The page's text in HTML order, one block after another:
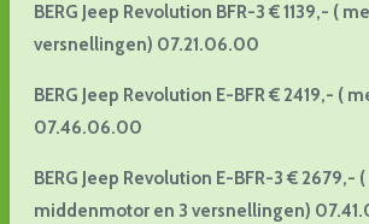
BERG Jeep Revolution BFR-3 € 1139,- (
versnellingen) 07.21.06.00
BERG Jeep Revolution E-BFR € 2419,- (
07.46.06.00
BERG Jeep Revolution E-BFR-3 € 2679,-
middenmotor en 3 versnellingen)